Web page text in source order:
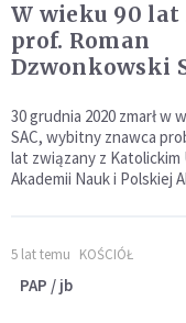
W wieku 90 lat
prof. Roman
Dzwonkowski
30 grudnia 2020 zmarł w
SAC, wybitny znawca
lat związany z
Akademii Nauk i Polskiej
5 lat temu KOŚCIÓŁ
PAP / jb